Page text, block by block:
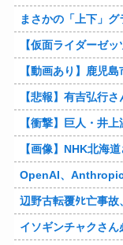
まさかの「上下」グラデーション。ポルシェが豪州
【仮面ライダーゼッツ】この
【動画あり】鹿児島市
【悲報】有吉弘行さ
【衝撃】巨人・井
【画像】NHK北海道さん、とん
OpenAI、Anthropicに続き
辺野古転覆ﾀﾋ亡事故、学校法人同志社の第三者委
イソギンチャクさん